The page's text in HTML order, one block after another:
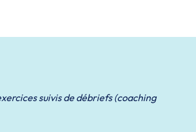
suivis de débriefs (coaching